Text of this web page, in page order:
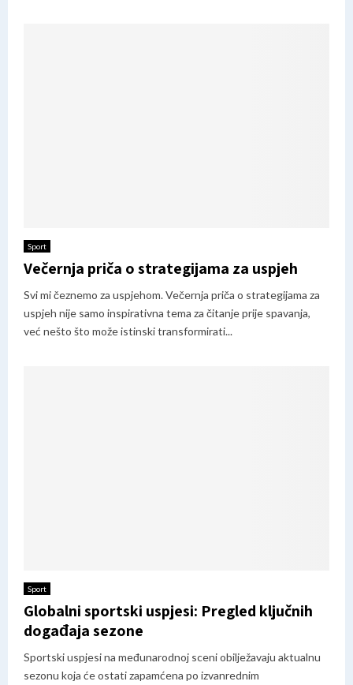
Sport
Večernja priča o strategijama za uspjeh
Svi mi čeznemo za uspjehom. Večernja priča o strategijama za
uspjeh nije samo inspirativna tema za čitanje prije spavanja,
već nešto što može istinski transformirati...
Sport
Globalni sportski uspjesi: Pregled ključnih
događaja sezone
Sportski uspjesi na međunarodnoj sceni obilježavaju aktualnu
sezonu koja će ostati zapamćena po izvanrednim